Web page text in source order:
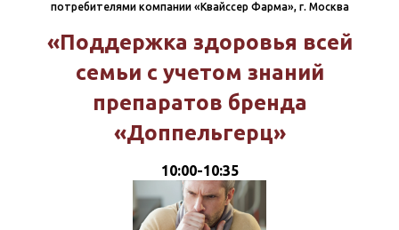
потребителями компании «Квайссер Фарма», г. Москва
«Поддержка здоровья всей
семьи с учетом знаний
препаратов бренда
«Доппельгерц»
10:00-10:35